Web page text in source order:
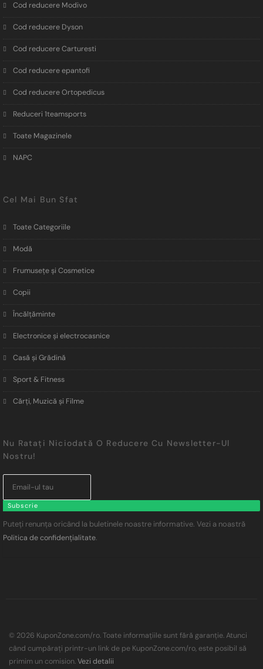
Cod reducere Modivo
Cod reducere Dyson
Cod reducere Carturesti
Cod reducere epantofi
Cod reducere Ortopedicus
Reduceri 1teamsports
Toate Magazinele
NAPC
Cel Mai Bun Sfat
Toate Categoriile
Modă
Frumusețe și Cosmetice
Copii
Încălţăminte
Electronice și electrocasnice
Casă și Grădină
Sport & Fitness
Cărți, Muzică și Filme
Nu Ratați Niciodată O Reducere Cu Newsletter-Ul
Nostru!
Subscrie
Puteți renunța oricând la buletinele noastre informative. Vezi a noastră
Politica de confidențialitate.
© 2026 KuponZone.com/ro. Toate informațiile sunt fără garanție. Atunci
când cumpărați printr-un link de pe KuponZone.com/ro, este posibil să
primim un comision.Vezi detalii